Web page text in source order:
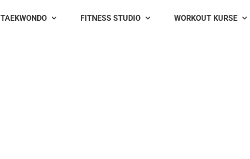
TAEKWONDO FITNESS STUDIO WORKOUT KURSE